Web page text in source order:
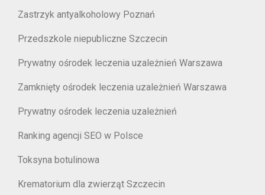
Zastrzyk antyalkoholowy Poznań
Przedszkole niepubliczne Szczecin
Prywatny ośrodek leczenia uzależnień Warszawa
Zamknięty ośrodek leczenia uzależnień Warszawa
Prywatny ośrodek leczenia uzależnień
Ranking agencji SEO w Polsce
Toksyna botulinowa
Krematorium dla zwierząt Szczecin